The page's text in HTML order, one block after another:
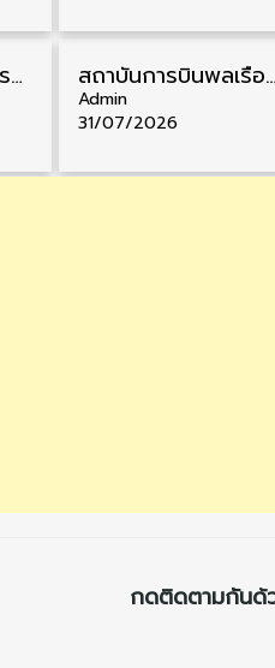
สำนักงานปลัดกระทรวงพาณิชย์ รับสมัครคัดเลือกพนักงานราชการ วุฒิ ปวส./ป.ตรี 11 อัตรา รับสมัคร 10 – 21 สิงหาคม สถาบันการบินพลเรือน รับสมัครคัดเลือกเป็นพนักงาน วุฒิ ป.ตรี/ป.โท/ป.เอก 11 อัตรา รับสมัคร 27 กรกฎาคม – 10 สิงหาคม
Admin
31/07/2026
กดติดตามกันด้